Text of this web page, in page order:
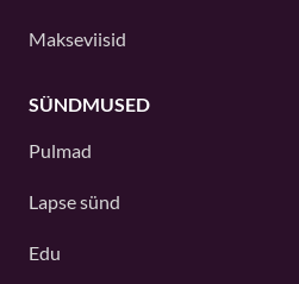
Makseviisid
SÜNDMUSED
Pulmad
Lapse sünd
Edu